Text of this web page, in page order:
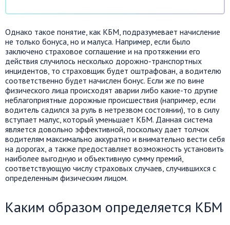
Однако такое понятие, как КБМ, подразумевает начисление
не только бонуса, но и малуса. Например, если было
заключено страховое соглашение и на протяжении его
действия случилось несколько дорожно-транспортных
инцидентов, то страховщик будет оштрафован, а водителю
соответственно будет начислен бонус. Если же по вине
физического лица происходят аварии либо какие-то другие
неблагоприятные дорожные происшествия (например, если
водитель садился за руль в нетрезвом состоянии), то в силу
вступает малус, который уменьшает КБМ. Данная система
является довольно эффективной, поскольку дает толчок
водителям максимально аккуратно и внимательно вести себя
на дорогах, а также предоставляет возможность установить
наиболее выгодную и объективную сумму премий,
соответствующую числу страховых случаев, случившихся с
определенным физическим лицом.
Каким образом определяется КБМ